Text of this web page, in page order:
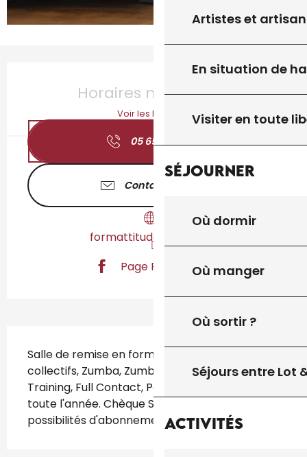
Artistes et
En situation de
Visiter en toute
Séjourner
Où dormir
Où manger
Où sortir ?
Séjours entre Lot
Activités
Ouverture et coordonnées
Horaires non définis
Voir les horaires
05 65 41 43▒▒
Contactez-nous
formattitude.jimdo.com
Page Facebook
Salle de remise en forme : Musculation, cours
collectifs, Zumba, Zumba enfant, Cross
Training, Full Contact, Pole Dance, ... Ouvert
toute l'année. Chèque Sport ANCV. Plusieurs
possibilités d'abonnements. Nous contacter.